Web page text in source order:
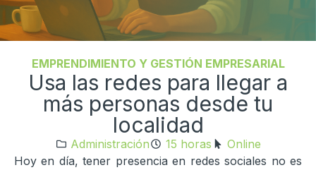
EMPRENDIMIENTO Y GESTIÓN EMPRESARIAL
Usa las redes para llegar a
más personas desde tu
localidad
Administración 15 horas
Online
Hoy en día, tener presencia en redes sociales no es